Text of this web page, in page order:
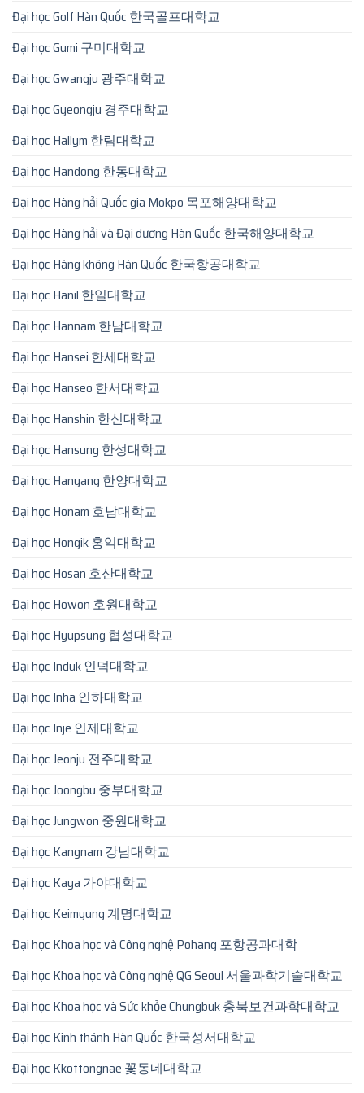
Đại học Golf Hàn Quốc 한국골프대학교
Đại học Gumi 구미대학교
Đại học Gwangju 광주대학교
Đại học Gyeongju 경주대학교
Đại học Hallym 한림대학교
Đại học Handong 한동대학교
Đại học Hàng hải Quốc gia Mokpo 목포해양대학교
Đại học Hàng hải và Đại dương Hàn Quốc 한국해양대학교
Đại học Hàng không Hàn Quốc 한국항공대학교
Đại học Hanil 한일대학교
Đại học Hannam 한남대학교
Đại học Hansei 한세대학교
Đại học Hanseo 한서대학교
Đại học Hanshin 한신대학교
Đại học Hansung 한성대학교
Đại học Hanyang 한양대학교
Đại học Honam 호남대학교
Đại học Hongik 홍익대학교
Đại học Hosan 호산대학교
Đại học Howon 호원대학교
Đại học Hyupsung 협성대학교
Đại học Induk 인덕대학교
Đại học Inha 인하대학교
Đại học Inje 인제대학교
Đại học Jeonju 전주대학교
Đại học Joongbu 중부대학교
Đại học Jungwon 중원대학교
Đại học Kangnam 강남대학교
Đại học Kaya 가야대학교
Đại học Keimyung 계명대학교
Đại học Khoa học và Công nghệ Pohang 포항공과대학
Đại học Khoa học và Công nghệ QG Seoul 서울과학기술대학교
Đại học Khoa học và Sức khỏe Chungbuk 충북보건과학대학교
Đại học Kinh thánh Hàn Quốc 한국성서대학교
Đại học Kkottongnae 꽃동네대학교